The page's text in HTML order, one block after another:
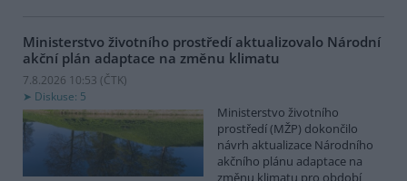
Ministerstvo životního prostředí aktualizovalo Národní
akční plán adaptace na změnu klimatu
7.8.2026 10:53 (ČTK)
Diskuse: 5
Ministerstvo životního
prostředí (MŽP) dokončilo
návrh aktualizace Národního
akčního plánu adaptace na
změnu klimatu pro období